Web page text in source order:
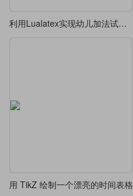
利用Lualatex实现幼儿加法试题的出题
用 TikZ 绘制一个漂亮的时间表格